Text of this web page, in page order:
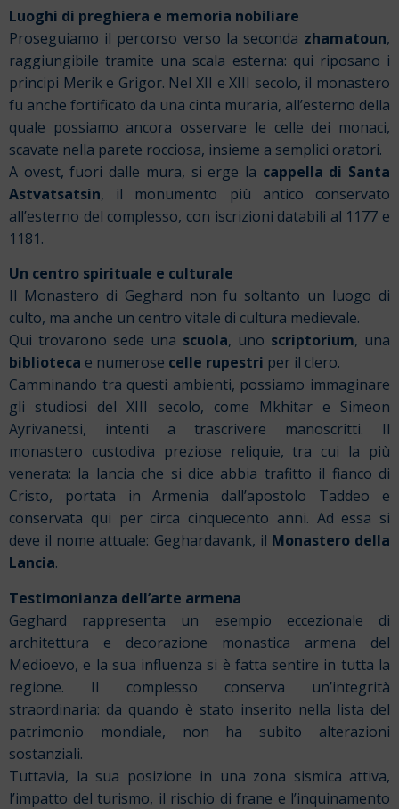
Luoghi di preghiera e memoria nobiliare
Proseguiamo il percorso verso la seconda zhamatoun,
raggiungibile tramite una scala esterna: qui riposano i
principi Merik e Grigor. Nel XII e XIII secolo, il monastero
fu anche fortificato da una cinta muraria, all’esterno della
quale possiamo ancora osservare le celle dei monaci,
scavate nella parete rocciosa, insieme a semplici oratori.
A ovest, fuori dalle mura, si erge la cappella di Santa
Astvatsatsin, il monumento più antico conservato
all’esterno del complesso, con iscrizioni databili al 1177 e
1181.
Un centro spirituale e culturale
Il Monastero di Geghard non fu soltanto un luogo di
culto, ma anche un centro vitale di cultura medievale.
Qui trovarono sede una scuola, uno scriptorium, una
biblioteca e numerose celle rupestri per il clero.
Camminando tra questi ambienti, possiamo immaginare
gli studiosi del XIII secolo, come Mkhitar e Simeon
Ayrivanetsi, intenti a trascrivere manoscritti. Il
monastero custodiva preziose reliquie, tra cui la più
venerata: la lancia che si dice abbia trafitto il fianco di
Cristo, portata in Armenia dall’apostolo Taddeo e
conservata qui per circa cinquecento anni. Ad essa si
deve il nome attuale: Geghardavank, il Monastero della
Lancia.
Testimonianza dell’arte armena
Geghard rappresenta un esempio eccezionale di
architettura e decorazione monastica armena del
Medioevo, e la sua influenza si è fatta sentire in tutta la
regione. Il complesso conserva un’integrità
straordinaria: da quando è stato inserito nella lista del
patrimonio mondiale, non ha subito alterazioni
sostanziali.
Tuttavia, la sua posizione in una zona sismica attiva,
l’impatto del turismo, il rischio di frane e l’inquinamento